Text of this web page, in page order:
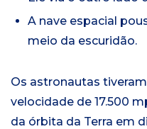
A nave espacial
meio da escuridão.
Os astronautas
velocidade de 17.500
da órbita da Terra em